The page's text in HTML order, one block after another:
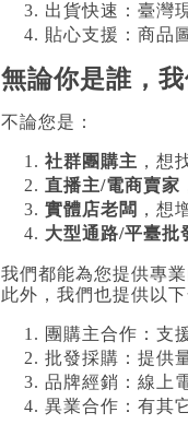
出貨快速：臺灣
貼心支援：商品
無論你是誰，
不論您是：
社群團購主 ，想
直播主/電商賣家
實體店老闆 ，想
大型通路/平臺批
我們都能為您提供專
此外，我們也提供以下
團購主合作：支
批發採購：提供
品牌經銷：線上
異業合作：有其